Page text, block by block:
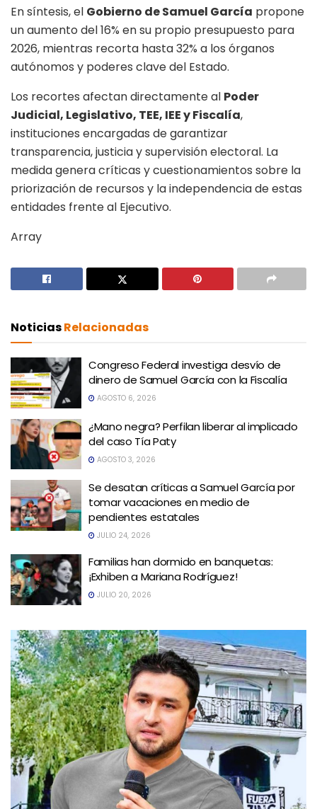
En síntesis, el Gobierno de Samuel García propone
un aumento del 16% en su propio presupuesto para
2026, mientras recorta hasta 32% a los órganos
autónomos y poderes clave del Estado.
Los recortes afectan directamente al Poder
Judicial, Legislativo, TEE, IEE y Fiscalía,
instituciones encargadas de garantizar
transparencia, justicia y supervisión electoral. La
medida genera críticas y cuestionamientos sobre la
priorización de recursos y la independencia de estas
entidades frente al Ejecutivo.
Array
NoticiasRelacionadas
Congreso Federal investiga desvío de
dinero de Samuel García con la Fiscalía
AGOSTO 6, 2026
¿Mano negra? Perfilan liberar al implicado
del caso Tía Paty
AGOSTO 3, 2026
Se desatan críticas a Samuel García por
tomar vacaciones en medio de
pendientes estatales
JULIO 24, 2026
Familias han dormido en banquetas:
¡Exhiben a Mariana Rodríguez!
JULIO 20, 2026